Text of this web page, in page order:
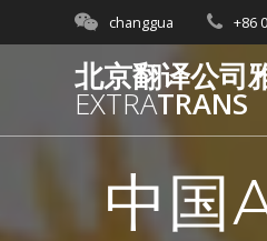
to
changgua +86
北京翻译公司
EXTRATRANS
中国